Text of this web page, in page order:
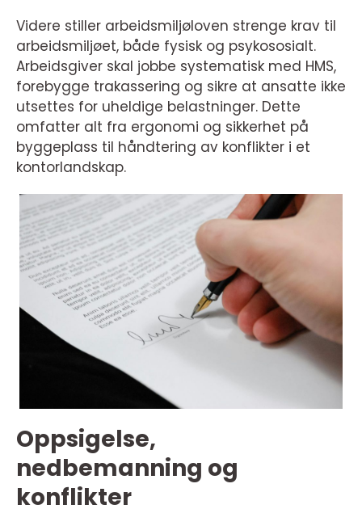
Videre stiller arbeidsmiljøloven strenge krav til
arbeidsmiljøet, både fysisk og psykososialt.
Arbeidsgiver skal jobbe systematisk med HMS,
forebygge trakassering og sikre at ansatte ikke
utsettes for uheldige belastninger. Dette
omfatter alt fra ergonomi og sikkerhet på
byggeplass til håndtering av konflikter i et
kontorlandskap.
Oppsigelse,
nedbemanning og
konflikter